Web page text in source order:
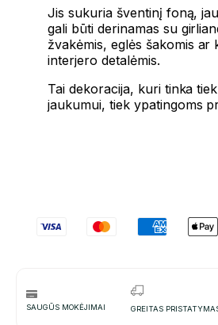
Jis sukuria šventinį foną,
gali būti derinamas su
žvakėmis, eglės šakomis ar
interjero detalėmis.
Tai dekoracija, kuri tinka
jaukumui, tiek ypatingoms
SAUGŪS MOKĖJIMAI GREITAS